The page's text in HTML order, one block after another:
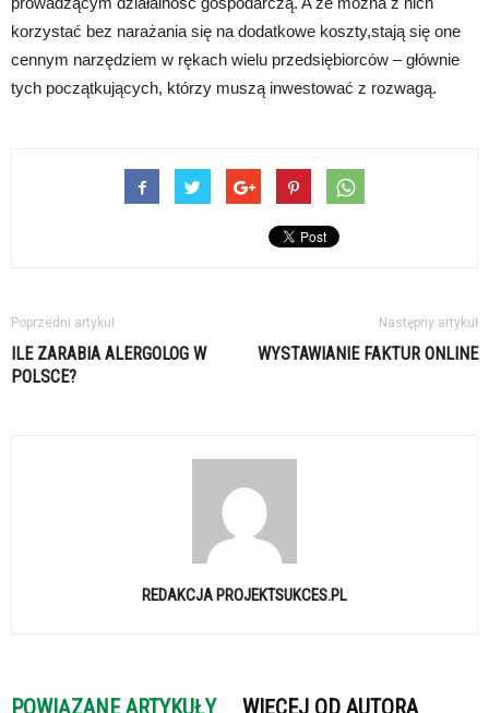
korzystać bez narażania się na dodatkowe koszty,stają się one
cennym narzędziem w rękach wielu przedsiębiorców – głównie
tych początkujących, którzy muszą inwestować z rozwagą.
Poprzedni artykuł
ILE ZARABIA ALERGOLOG W
POLSCE?
Następny artykuł
WYSTAWIANIE FAKTUR ONLINE
REDAKCJA PROJEKTSUKCES.PL